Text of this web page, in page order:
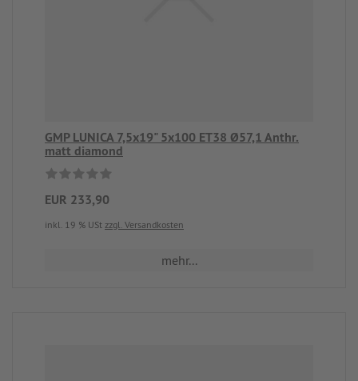
GMP LUNICA 7,5x19" 5x100 ET38 Ø57,1 Anthr.
matt diamond
EUR 233,90
inkl. 19 % USt zzgl. Versandkosten
mehr...